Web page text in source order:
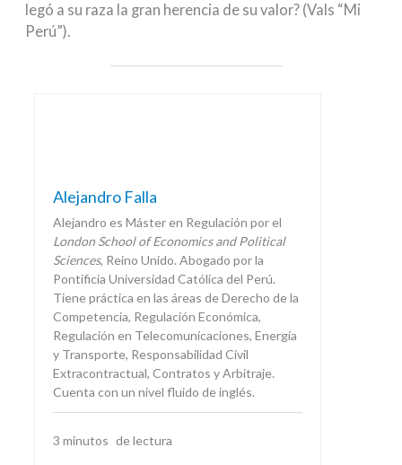
legó a su raza la gran herencia de su valor? (Vals “Mi
Perú”).
Alejandro Falla
Alejandro es Máster en Regulación por el
London School of Economics and Political
Sciences, Reino Unido. Abogado por la
Pontificia Universidad Católica del Perú.
Tiene práctica en las áreas de Derecho de la
Competencia, Regulación Económica,
Regulación en Telecomunicaciones, Energía
y Transporte, Responsabilidad Civil
Extracontractual, Contratos y Arbitraje.
Cuenta con un nivel fluido de inglés.
3 minutos